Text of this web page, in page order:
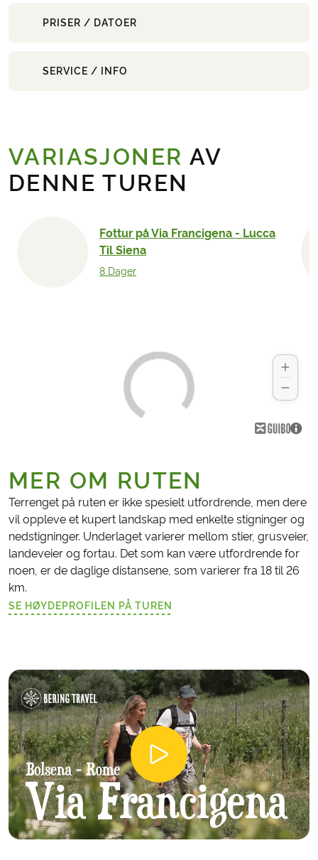
PRISER / DATOER
SERVICE / INFO
VARIASJONER AV
DENNE TUREN
Fottur på Via Francigena - Lucca
Til Siena
8 Dager
MER OM RUTEN
Terrenget på ruten er ikke spesielt utfordrende, men dere
vil oppleve et kupert landskap med enkelte stigninger og
nedstigninger. Underlaget varierer mellom stier, grusveier,
landeveier og fortau. Det som kan være utfordrende for
noen, er de daglige distansene, som varierer fra 18 til 26
km.
SE HØYDEPROFILEN PÅ TUREN